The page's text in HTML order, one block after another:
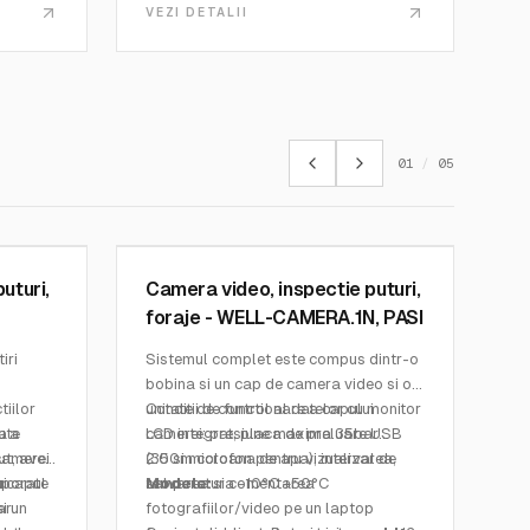
VEZI DETALII
01 / 05
a
aveti
capul
un
Camera video, inspectie puturi,
foraje - WELL-CAMERA.1N, PASI
Sistemul complet este compus dintr-o
bobina si un cap de camera video si o
unitate de control al datelor cu monitor
LCD integrat, placa de preluare USB
2.0 si microfon pentru vizualizarea,
salvarea si comentarea
fotografiilor/video pe un laptop
Conditii de functionare a capului
camerei: presiune maxima 35bar
(350m coloana de apa), interval de
temperatura -10°C +50°C
Modele: